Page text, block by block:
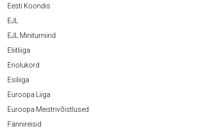
Eesti Koondis
EJL
EJL Miniturniirid
Eliitliiga
Eriolukord
Esiliiga
Euroopa Liiga
Euroopa Meistrivõistlused
Fännireisid